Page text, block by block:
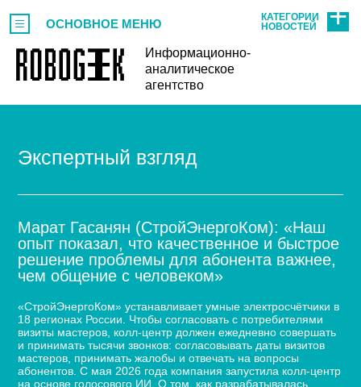
Информационно-
аналитическое
агентство
ОСНОВНОЕ МЕНЮ
КАТЕГОРИИ
НОВОСТЕЙ
Экспертный взгляд
Марат Гасанян (СтройЭнергоКом): «Наш
опыт показал, что качественное и быстрое
решение проблемы для абонента важнее,
чем общение с человеком»
«СтройЭнергоКом» устанавливает умные электросчётчики в
18 регионах России. Чтобы согласовать с потребителями
визиты мастеров, колл-центр должен ежедневно совершать
и принимать тысячи звонков: согласовывать даты визитов
мастеров, принимать жалобы и отвечать на вопросы
абонентов. С мая 2026 года компания запустила колл-центр
на основе голосового ИИ. О том, как разрабатывалась